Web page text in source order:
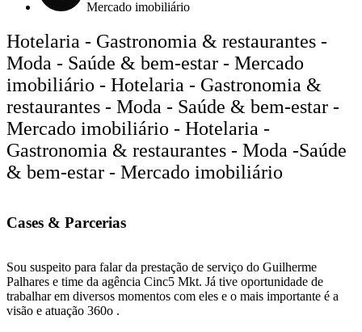
Mercado imobiliário
Hotelaria - Gastronomia & restaurantes -
Moda - Saúde & bem-estar - Mercado
imobiliário - Hotelaria - Gastronomia &
restaurantes - Moda - Saúde & bem-estar -
Mercado imobiliário - Hotelaria -
Gastronomia & restaurantes - Moda -Saúde
& bem-estar - Mercado imobiliário
Cases & Parcerias
Sou suspeito para falar da prestação de serviço do Guilherme
Palhares e time da agência Cinc5 Mkt. Já tive oportunidade de
trabalhar em diversos momentos com eles e o mais importante é a
visão e atuação 360o .